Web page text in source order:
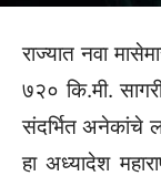
राज्यात नवा
७२० कि.मी.
संदर्भित अनेकांचे
हा अध्यादेश